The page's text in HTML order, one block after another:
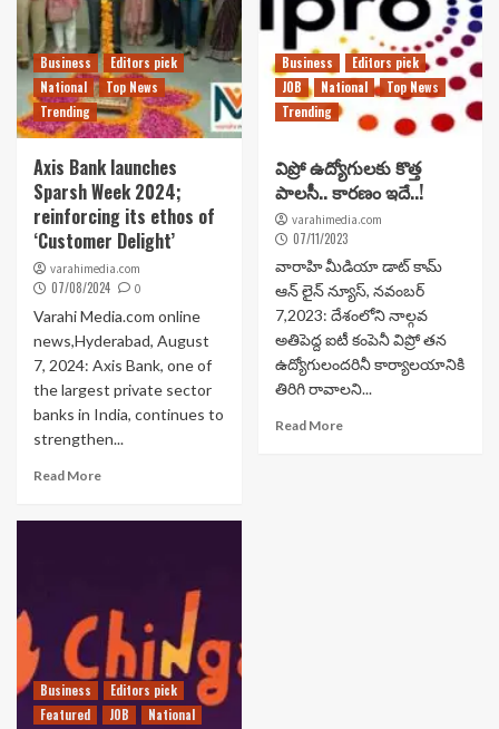
Business
Editors pick
National
Top News
Trending
Axis Bank launches
Sparsh Week 2024;
reinforcing its ethos of
‘Customer Delight’
varahimedia.com
07/08/2024 0
Varahi Media.com online
news,Hyderabad, August
7, 2024: Axis Bank, one of
the largest private sector
banks in India, continues to
strengthen...
Read More
Business
Editors pick
JOB
National
Top News
Trending
విప్రో ఉద్యోగులకు కొత్త
పాలసీ.. కారణం ఇదే..!
varahimedia.com
07/11/2023
వారాహి మీడియా డాట్ కామ్
ఆన్ లైన్ న్యూస్, నవంబర్
7,2023: దేశంలోని నాల్గవ
అతిపెద్ద ఐటీ కంపెనీ విప్రో తన
ఉద్యోగులందరినీ కార్యాలయానికి
తిరిగి రావాలని...
Read More
Business
Editors pick
Featured
JOB
National